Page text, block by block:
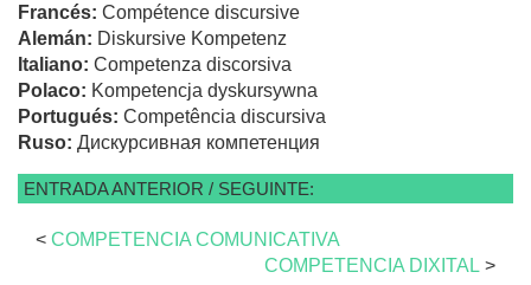
Francés: Compétence discursive
Alemán: Diskursive Kompetenz
Italiano: Competenza discorsiva
Polaco: Kompetencja dyskursywna
Portugués: Competência discursiva
Ruso: Дискурсивная компетенция
ENTRADA ANTERIOR / SEGUINTE:
< COMPETENCIA COMUNICATIVA
COMPETENCIA DIXITAL >